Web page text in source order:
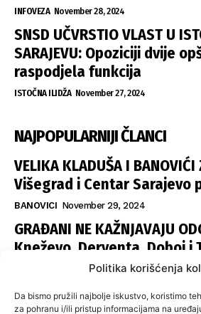
Politika korišćenja
Da bismo pružili najbolje iskustvo, koristimo
za pohranu i/ili pristup informacijama na
INFOVEZA November 28, 2024
SNSD UČVRSTIO VLAST U
SARAJEVU: Opoziciji dvije
raspodjela funkcija
ISTOČNA ILIDŽA November 27, 2024
NAJPOPULARNIJI ČLANCI
VELIKA KLADUŠA I BANOVIĆI
Višegrad i Centar Sarajevo
BANOVICI November 29, 2024
GRAĐANI NE KAŽNJAVAJU
Kneževo, Derventa, Doboj i
šapom istih stranaka